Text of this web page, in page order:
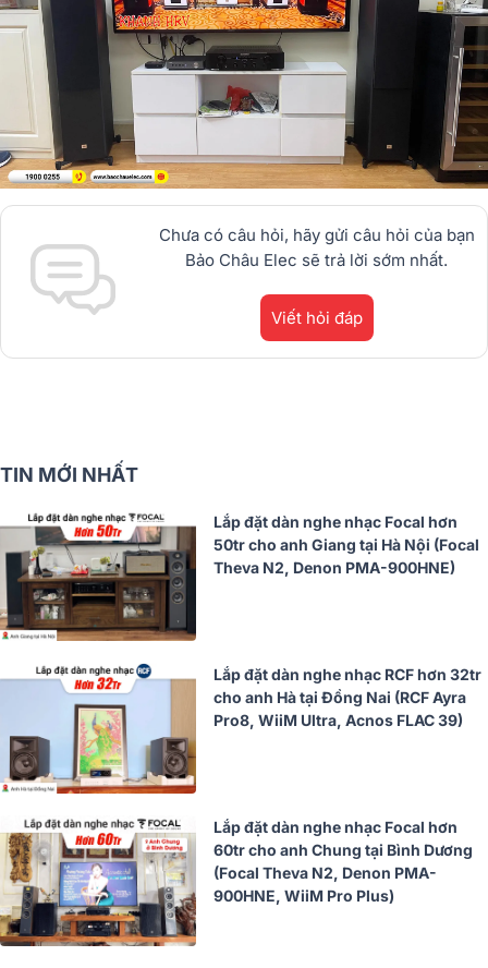
Chưa có câu hỏi, hãy gửi câu hỏi của bạn
Bảo Châu Elec sẽ trả lời sớm nhất.
Viết hỏi đáp
TIN MỚI NHẤT
Lắp đặt dàn nghe nhạc Focal hơn
50tr cho anh Giang tại Hà Nội (Focal
Theva N2, Denon PMA-900HNE)
Lắp đặt dàn nghe nhạc RCF hơn 32tr
cho anh Hà tại Đồng Nai (RCF Ayra
Pro8, WiiM Ultra, Acnos FLAC 39)
Lắp đặt dàn nghe nhạc Focal hơn
60tr cho anh Chung tại Bình Dương
(Focal Theva N2, Denon PMA-
900HNE, WiiM Pro Plus)